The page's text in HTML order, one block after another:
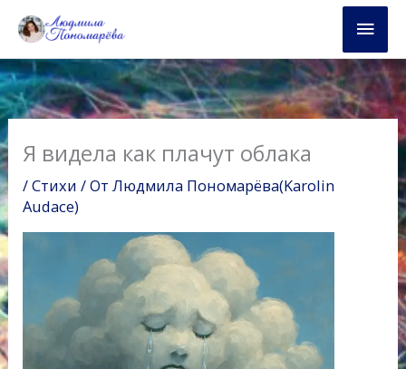
содержимому
Я видела как плачут облака
/Стихи / ОтЛюдмила Пономарёва(Karolin
Audace)